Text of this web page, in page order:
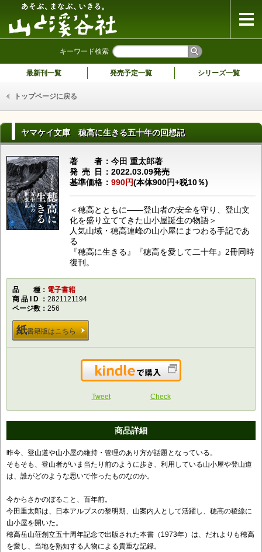
キーワード検索
最新刊一覧 発売予定一覧 シリーズ一覧
トップページに戻る
ヤマケイ文庫 穂高に生きる五十年の回想記
著者今田 重太郎著
発売日 2022.03.09発売
基準価格
990円(本体900円+税10％)
＜穂高とともに――登山者の安全を守り、登山文
化を盛り立ててきた山小屋誕生の物語＞
人気山域・穂高連峰の山小屋にまつわる手記であ
る
『穂高に生きる』『穂高を愛して二十年』2冊同時
復刊。
品種電子書籍
商品ID
2821121194
ページ数
256
紙書籍版はこちら
Kindleで購入
Tweet Check
商品詳細
昨今、登山道や山小屋の維持・管理のあり方が話題となっている。
そもそも、登山者がいま当たり前のように歩き、利用している山小屋や登山道
は、誰がどのような思いで作ったものなのか。
今からさかのぼること、百年前。
今田重太郎は、日本アルプスの黎明期、山案内人として活躍し、穂高の稜線に
山小屋を開いた。
穂高岳山荘創立五十周年記念で出版された本書（1973年）は、だれよりも穂高
を愛し、当地を熟知する人物による貴重な記録。